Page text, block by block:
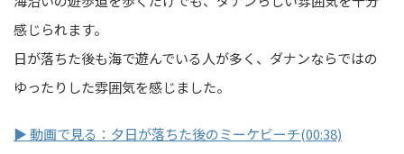
感じられます。
日が落ちた後も海で遊んでいる人が多く、ダナンならではの
ゆったりした雰囲気を感じました。
▶ 動画で見る：夕日が落ちた後のミーケビーチ(00:38)